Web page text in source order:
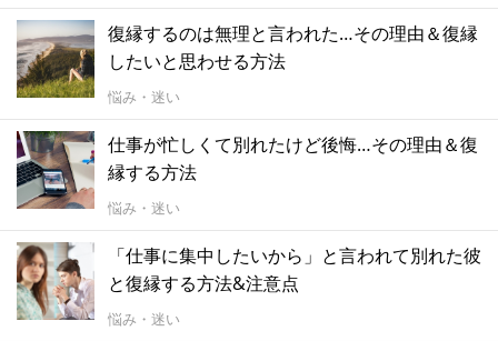
復縁するのは無理と言われた…その理由＆復縁
したいと思わせる方法
悩み・迷い
仕事が忙しくて別れたけど後悔…その理由＆復
縁する方法
悩み・迷い
「仕事に集中したいから」と言われて別れた彼
と復縁する方法&注意点
悩み・迷い